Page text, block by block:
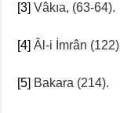
[3] Vâkıa, (63-64).
[4] Âl-i İmrân
[5] Bakara (214).